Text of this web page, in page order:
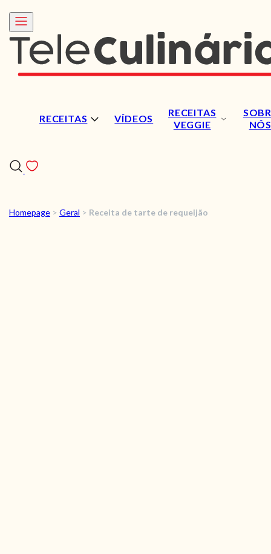
RECEITAS VÍDEOS
RECEITAS
VEGGIE
NÓS
RECEITAS
Homepage > Geral > Receita de tarte de requeijão